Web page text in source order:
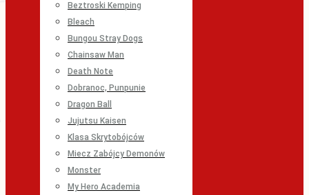
Beztroski Kemping
Bleach
Bungou Stray Dogs
Chainsaw Man
Death Note
Dobranoc, Punpunie
Dragon Ball
Jujutsu Kaisen
Klasa Skrytobójców
Miecz Zabójcy Demonów
Monster
My Hero Academia